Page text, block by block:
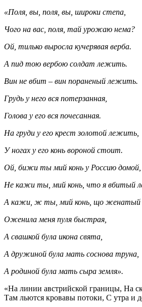
«Поля, вы, поля, вы, широки степа,
Чого на вас, поля, тай урожаю нема?
Ой, тилько выросла кучерявая верба.
А пид тою вербою солдат лежить.
Вин не вбит – вин пораненый лежить.
Грудь у него вся потерзанная,
Голова у его вся почесанная.
На груди у его крест золотой лежить,
У ногах у его конь вороной стоит.
Ой, бижи ты мий конь у Россию домой,
Не кажи ты, мий конь, что я вбитый
А кажи, ж ты, мий конь, що женатый
Оженила меня пуля быстрая,
А свашкой була икона свята,
А дружиной була мать соснова труна,
А родиной була мать сыра земля».
«На линии австрийской границы, На
Там льются кровавы потоки, С утра и